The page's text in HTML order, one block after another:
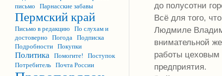
письмо
Парнасские забавы
Пермский край
Письмо в редакцию По слухам и
достоверно
Погода Подписка
Подробности Покупки
Политика Помогите!
Поступок
Потребитель Почта России
до полусотни
Всё для того,
Людмиле
внимательной
работы цеховым
предприятия.